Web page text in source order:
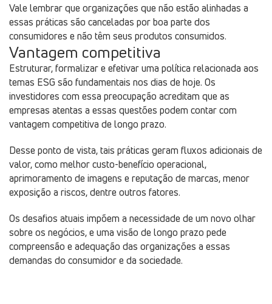
Vale lembrar que organizações que não estão alinhadas a
essas práticas são canceladas por boa parte dos
consumidores e não têm seus produtos consumidos.
Vantagem competitiva
Estruturar, formalizar e efetivar uma política relacionada aos
temas ESG são fundamentais nos dias de hoje. Os
investidores com essa preocupação acreditam que as
empresas atentas a essas questões podem contar com
vantagem competitiva de longo prazo.
Desse ponto de vista, tais práticas geram fluxos adicionais de
valor, como melhor custo-benefício operacional,
aprimoramento de imagens e reputação de marcas, menor
exposição a riscos, dentre outros fatores.
Os desafios atuais impõem a necessidade de um novo olhar
sobre os negócios, e uma visão de longo prazo pede
compreensão e adequação das organizações a essas
demandas do consumidor e da sociedade.